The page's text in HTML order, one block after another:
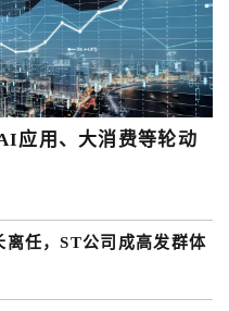
应用、大消费等轮动
任，ST公司成高发群体